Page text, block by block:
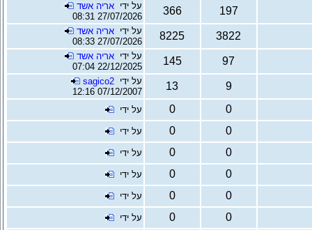
על ידי אריה אשד
27/07/2026 08:31
366 197
על ידי אריה אשד
27/07/2026 08:33
8225 3822
על ידי אריה אשד
22/12/2025 07:04
145 97
על ידי sagico2
07/12/2007 12:16
13 9
על ידי 0 0
על ידי 0 0
על ידי 0 0
על ידי 0 0
על ידי 0 0
על ידי 0 0